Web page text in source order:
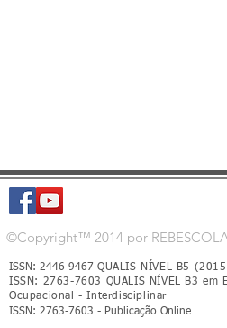
©Copyright™ 2014 por
ISSN: 2446-9467 QUALIS NÍVEL B5
ISSN: 2763-7603 QUALIS NÍVEL B3
Ocupacional - Interdisciplinar
ISSN: 2763-7603 - Publicação Online